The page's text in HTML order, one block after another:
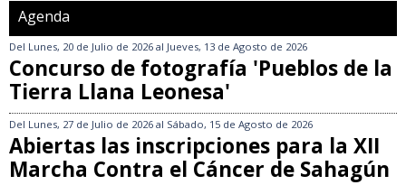
Agenda
Del Lunes, 20 de Julio de 2026 al Jueves, 13 de Agosto de 2026
Concurso de fotografía 'Pueblos de la
Tierra Llana Leonesa'
Del Lunes, 27 de Julio de 2026 al Sábado, 15 de Agosto de 2026
Abiertas las inscripciones para la XII
Marcha Contra el Cáncer de Sahagún